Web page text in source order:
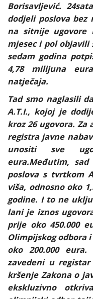
Borisavljević.
dodjeli poslova bez
na sitnije ugovore
mjesec i pol objavili
sedam godina
4,78 milijuna
natječaja.
Tad smo naglasili
A.T.I., kojoj je
kroz 26 ugovora.
registra javne
unositi sve
eura.Međutim,
poslova s tvrtkom
viša, odnosno oko
godine. I to ne
lani je iznos
prije oko 450.000
Olimpijskog odbora
oko 200.000
zavedeni u
kršenje Zakona o
ekskluzivno